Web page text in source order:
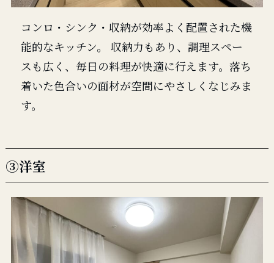
コンロ・シンク・収納が効率よく配置された機
能的なキッチン。 収納力もあり、調理スペー
スも広く、毎日の料理が快適に行えます。落ち
着いた色合いの面材が空間にやさしくなじみま
す。
③洋室